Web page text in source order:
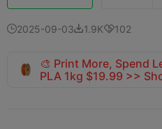
2025-09-031.9K102
🎨 Print More, Spend
PLA 1kg $19.99 >>